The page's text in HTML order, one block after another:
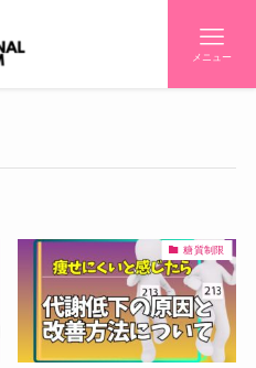
メニュー
糖質制限